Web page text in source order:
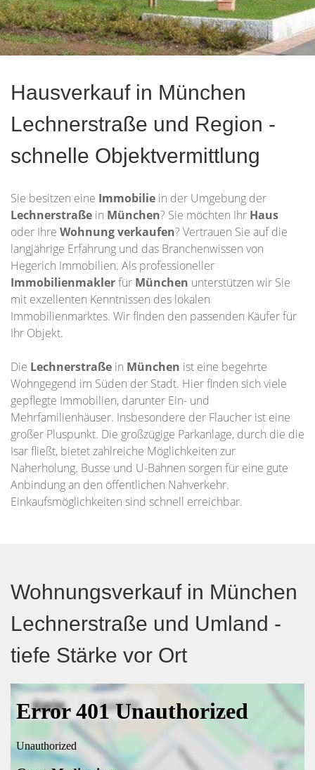
Hausverkauf in München
Lechnerstraße und Region -
schnelle Objektvermittlung
Sie besitzen eine Immobilie in der Umgebung der
Lechnerstraße in München? Sie möchten Ihr Haus
oder Ihre Wohnungverkaufen? Vertrauen Sie auf die
langjährige Erfahrung und das Branchenwissen von
Hegerich Immobilien. Als professioneller
Immobilienmaklerfür München unterstützen wir Sie
mit exzellenten Kenntnissen des lokalen
Immobilienmarktes. Wir finden den passenden Käufer für
Ihr Objekt.
Die Lechnerstraße in München ist eine begehrte
Wohngegend im Süden der Stadt. Hier finden sich viele
gepflegte Immobilien, darunter Ein- und
Mehrfamilienhäuser. Insbesondere der Flaucher ist eine
großer Pluspunkt. Die großzügige Parkanlage, durch die die
Isar fließt, bietet zahlreiche Möglichkeiten zur
Naherholung. Busse und U-Bahnen sorgen für eine gute
Anbindung an den öffentlichen Nahverkehr.
Einkaufsmöglichkeiten sind schnell erreichbar.
Wohnungsverkauf in München
Lechnerstraße und Umland -
tiefe Stärke vor Ort